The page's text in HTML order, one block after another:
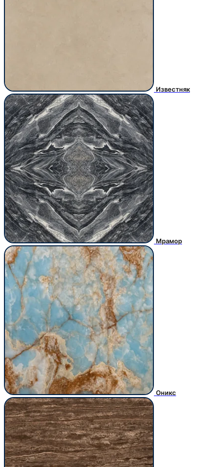
Известняк
Мрамор
Оникс